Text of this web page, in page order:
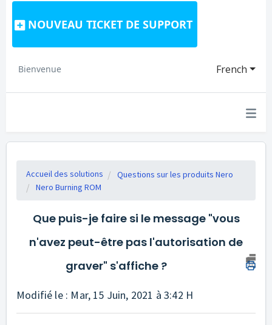
NOUVEAU TICKET DE SUPPORT
French
Bienvenue
Accueil des solutions
Questions sur les produits Nero
Nero Burning ROM
Que puis-je faire si le message "vous
n'avez peut-être pas l'autorisation de
graver" s'affiche ?
Modifié le : Mar, 15 Juin, 2021 à 3:42 H